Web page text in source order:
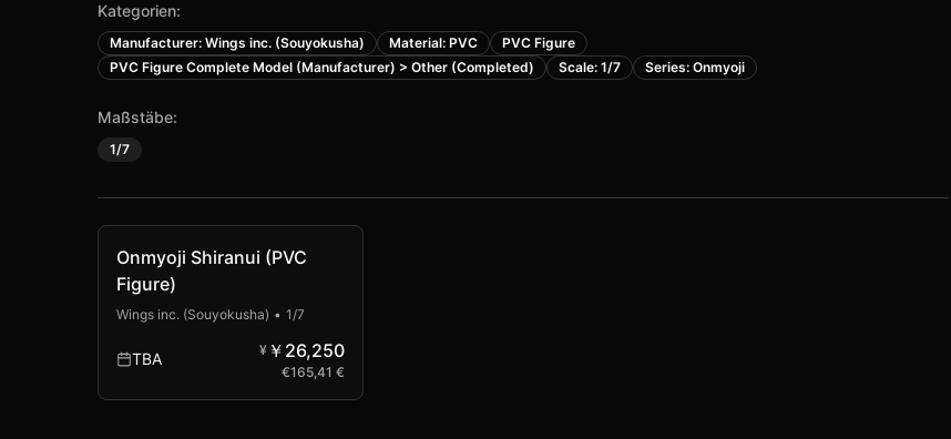
Kategorien:
Manufacturer: Wings inc. (Souyokusha) Material: PVC
PVC Figure
PVC Figure Complete Model (Manufacturer) > Other (Completed)
Scale: 1/7 Series: Onmyoji
Maßstäbe:
1/7
Onmyoji Shiranui (PVC
Figure)
Wings inc. (Souyokusha) • 1/7
TBA ¥ ￥26,250
€165,41 €